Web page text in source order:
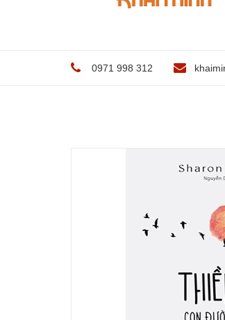
0971 998 312